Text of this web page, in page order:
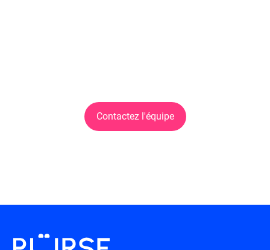
Contactez l'équipe